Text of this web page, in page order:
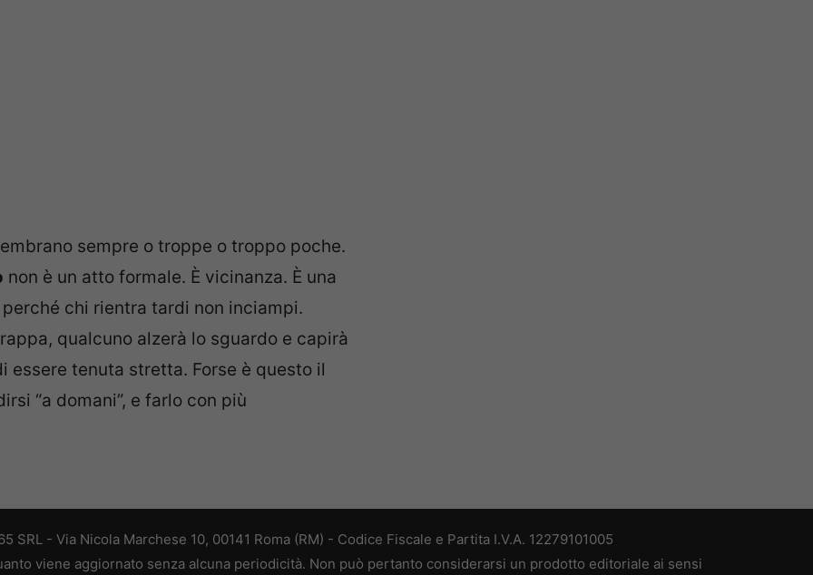
sempre o troppe o troppo poche.
non è un atto formale. È vicinanza. È una
chi rientra tardi non inciampi.
qualcuno alzerà lo sguardo e capirà
tenuta stretta. Forse è questo il
“a domani”, e farlo con più
SRL - Via Nicola Marchese 10, 00141 Roma (RM) - Codice Fiscale e Partita I.V.A. 12279101005
viene aggiornato senza alcuna periodicità. Non può pertanto considerarsi un prodotto editoriale ai sensi